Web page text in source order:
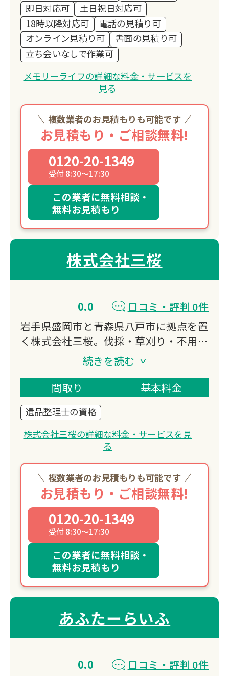
即日対応可
土日祝日対応可
18時以降対応可
電話の見積り可
オンライン見積り可
書面の見積り可
立ち会いなしで作業可
メモリーライフの詳細な料金・サービスを
見る
複数業者のお見積もりも可能です
お見積もり・ご相談無料!
0120-20-1349
受付 8:30～17:30
この業者に無料相談・
無料お見積もり
株式会社三桜
0.0
口コミ・評判 0件
岩手県盛岡市と青森県八戸市に拠点を置
く株式会社三桜。伐採・草刈り・不用品
回収・除雪・特殊清掃など、建築リフォ
ームから土木・清掃まで幅広く対応する
「暮らしのご用聞き」として、個人から
法人まで多様なニーズに応える総合サー
ビス事業者です。
続きを読む
間取り
基本料金
遺品整理士の資格
株式会社三桜の詳細な料金・サービスを見
る
複数業者のお見積もりも可能です
お見積もり・ご相談無料!
0120-20-1349
受付 8:30～17:30
この業者に無料相談・
無料お見積もり
あふたーらいふ
0.0
口コミ・評判 0件